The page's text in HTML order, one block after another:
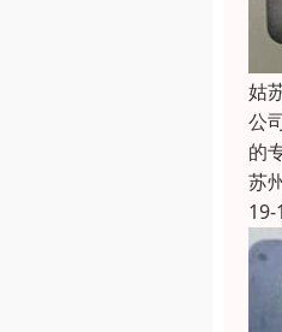
姑
公
的
苏
19-